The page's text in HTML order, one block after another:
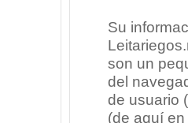
Su
son un
del
de usuario
(de aquí